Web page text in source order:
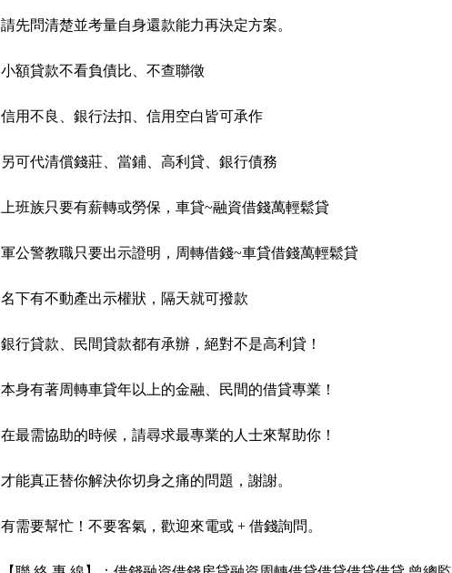
請先問清楚並考量自身還款能力再決定方案。
小額貸款不看負債比、不查聯徵
信用不良、銀行法扣、信用空白皆可承作
另可代清償錢莊、當鋪、高利貸、銀行債務
上班族只要有薪轉或勞保，車貸~融資借錢萬輕鬆貸
軍公警教職只要出示證明，周轉借錢~車貸借錢萬輕鬆貸
名下有不動產出示權狀，隔天就可撥款
銀行貸款、民間貸款都有承辦，絕對不是高利貸！
本身有著周轉車貸年以上的金融、民間的借貸專業！
在最需協助的時候，請尋求最專業的人士來幫助你！
才能真正替你解決你切身之痛的問題，謝謝。
有需要幫忙！不要客氣，歡迎來電或 + 借錢詢問。